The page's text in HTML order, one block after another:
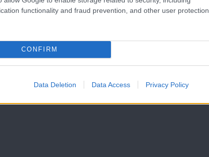
functionality and fraud prevention, and other user protection.
CONFIRM
Data Deletion Data Access Privacy Policy